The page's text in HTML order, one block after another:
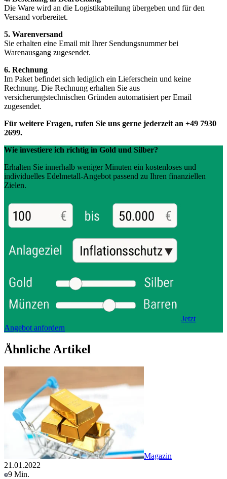
Die Ware wird an die Logistikabteilung übergeben und für den
Versand vorbereitet.
5. Warenversand
Sie erhalten eine Email mit Ihrer Sendungsnummer bei
Warenausgang zugesendet.
6. Rechnung
Im Paket befindet sich lediglich ein Lieferschein und keine
Rechnung. Die Rechnung erhalten Sie aus
versicherungstechnischen Gründen automatisiert per Email
zugesendet.
Für weitere Fragen, rufen Sie uns gerne jederzeit an +49 7930
2699.
Wie investiere ich richtig in Gold und Silber?
Erhalten Sie innerhalb weniger Minuten ein kostenloses und
individuelles Edelmetall-Angebot passend zu Ihren finanziellen
Zielen.
Jetzt
Angebot anfordern
Ähnliche Artikel
Magazin
21.01.2022
9 Min.